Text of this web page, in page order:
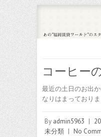
コーヒー
最近の土日のお出
なりはまっており
By admin5963 |
未分類 | No